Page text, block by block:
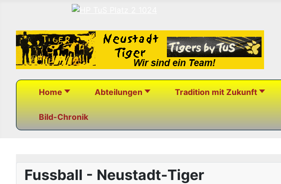
Home Abteilungen Tradition mit Zukunft
Bild-Chronik
Fussball - Neustadt-Tiger